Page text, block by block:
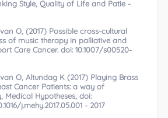
Style, Quality of Life and Patie -
O, (2017) Possible cross-cultural
of music therapy in palliative and
Care Cancer. doi: 10.1007/s00520-
O, Altundag K (2017) Playing Brass
Cancer Patients: a way of
Medical Hypotheses, doi:
j.mehy.2017.05.001 - 2017